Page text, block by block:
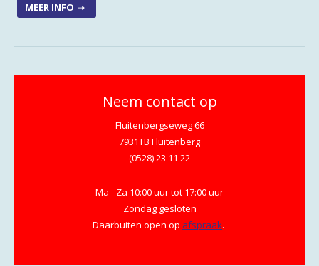
MEER INFO
Neem contact op
Fluitenbergseweg 66
7931TB Fluitenberg
(0528) 23 11 22
Ma - Za 10:00 uur tot 17:00 uur
Zondag gesloten
Daarbuiten open op afspraak.